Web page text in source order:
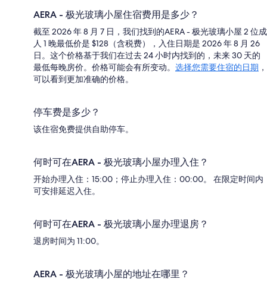
AERA - 极光玻璃小屋住宿费用是多少？
截至 2026 年 8 月 7 日，我们找到的AERA - 极光玻璃小屋 2 位成
人 1 晚最低价是 $128（含税费），入住日期是 2026 年 8 月 26
日。这个价格基于我们在过去 24 小时内找到的，未来 30 天的
最低每晚房价。价格可能会有所变动。 选择您需要住宿的日期 ，
可以看到更加准确的价格。
停车费是多少？
该住宿免费提供自助停车。
何时可在AERA - 极光玻璃小屋办理入住？
开始办理入住：15:00；停止办理入住：00:00。 在限定时间内
可安排延迟入住。
何时可在AERA - 极光玻璃小屋办理退房？
退房时间为 11:00。
AERA - 极光玻璃小屋的地址在哪里？